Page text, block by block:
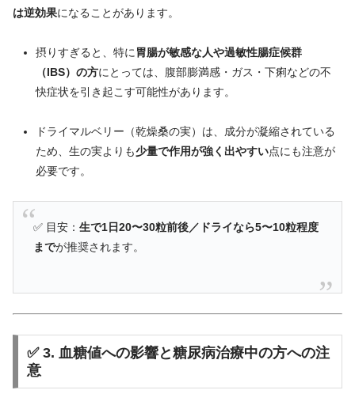
は逆効果になる ことがあり ます。
摂 りすぎる と、 特に 胃腸が敏感な人や過敏性腸症候群
（IBS） の方にとっては、 腹部膨満感・ ガス・ 下痢などの不
快症状を引き起こす可能性があり ます。
ドライマルベリー（乾燥桑の実） は、 成分が凝縮されている
ため、 生の実より も少量で作用が強く 出やすい点にも注意が
必要です。
✅ 目安：生で1日20〜30粒前後／ ドライなら5〜10粒程度
までが推奨されます。
✅ 3. 血糖値への影響と糖尿病治療中の方への注
意